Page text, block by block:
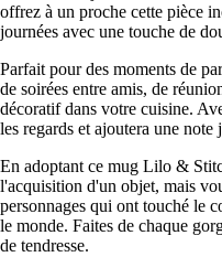
offrez à un proche cette pièce
journées avec une touche de
Parfait pour des moments de
de soirées entre amis, de
décoratif dans votre cuisine.
les regards et ajoutera une
En adoptant ce mug Lilo &
l'acquisition d'un objet, mais
personnages qui ont touché le
le monde. Faites de chaque
de tendresse.